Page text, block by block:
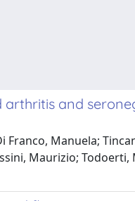
and
Franco, Manuela;
Maurizio;